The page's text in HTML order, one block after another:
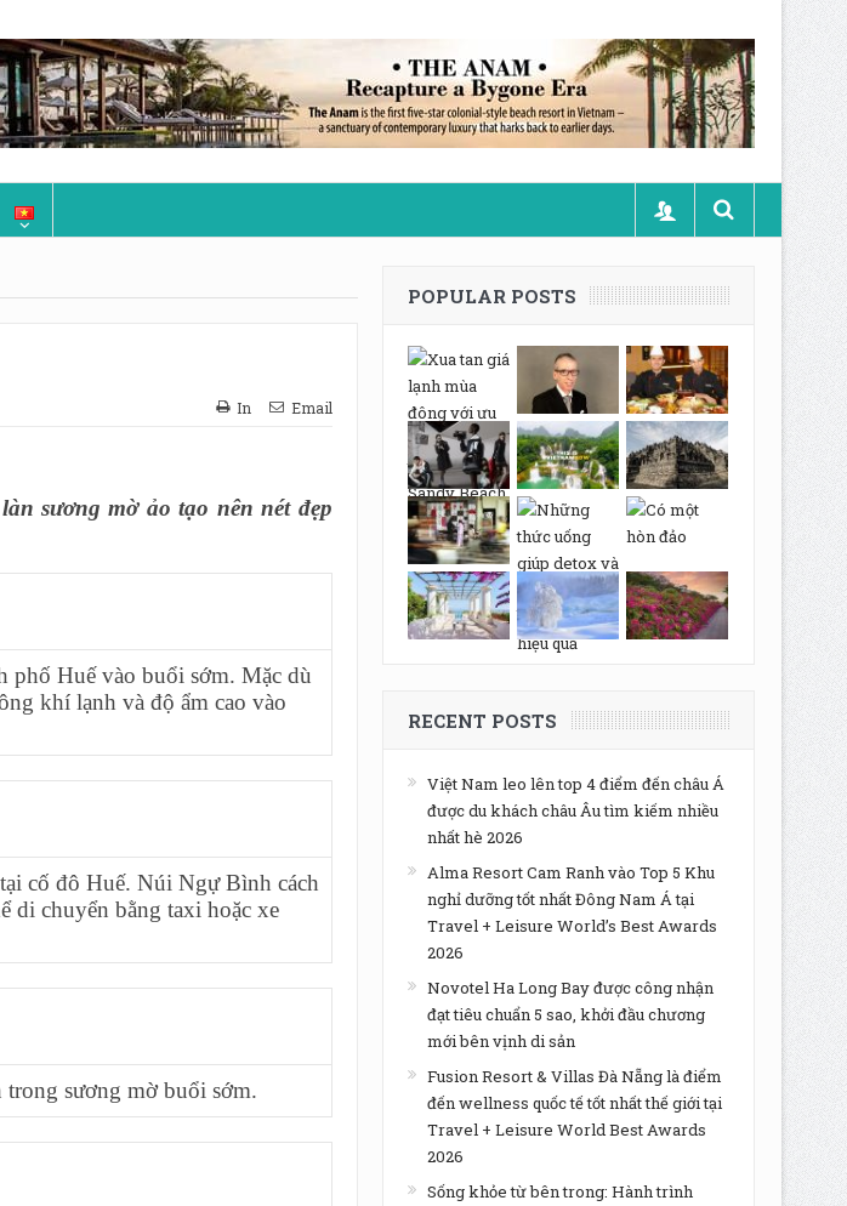
In Email
sương mờ ảo tạo nên nét đẹp
phố Huế vào buổi sớm. Mặc dù
khí lạnh và độ ẩm cao vào
cố đô Huế. Núi Ngự Bình cách
di chuyển bằng taxi hoặc xe
sương mờ buổi sớm.
POPULAR POSTS
RECENT POSTS
Việt Nam leo lên top 4 điểm đến châu Á
được du khách châu Âu tìm kiếm nhiều
nhất hè 2026
Alma Resort Cam Ranh vào Top 5 Khu
nghỉ dưỡng tốt nhất Đông Nam Á tại
Travel + Leisure World’s Best Awards
2026
Novotel Ha Long Bay được công nhận
đạt tiêu chuẩn 5 sao, khởi đầu chương
mới bên vịnh di sản
Fusion Resort & Villas Đà Nẵng là điểm
đến wellness quốc tế tốt nhất thế giới tại
Travel + Leisure World Best Awards
2026
Sống khỏe từ bên trong: Hành trình